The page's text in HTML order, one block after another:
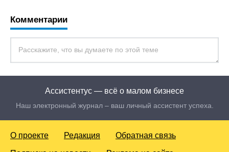
Комментарии
Ассистентус — всё о малом бизнесе
Наш электронный журнал – ваш личный ассистент успеха.
О проекте Редакция Обратная связь